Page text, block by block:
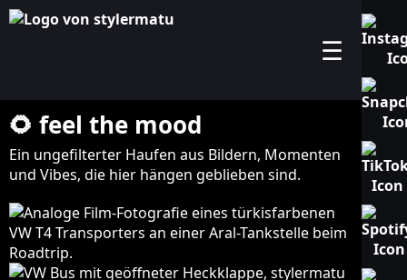
☰
🌻 feel the mood
Ein ungefilterter Haufen aus Bildern, Momenten
und Vibes, die hier hängen geblieben sind.